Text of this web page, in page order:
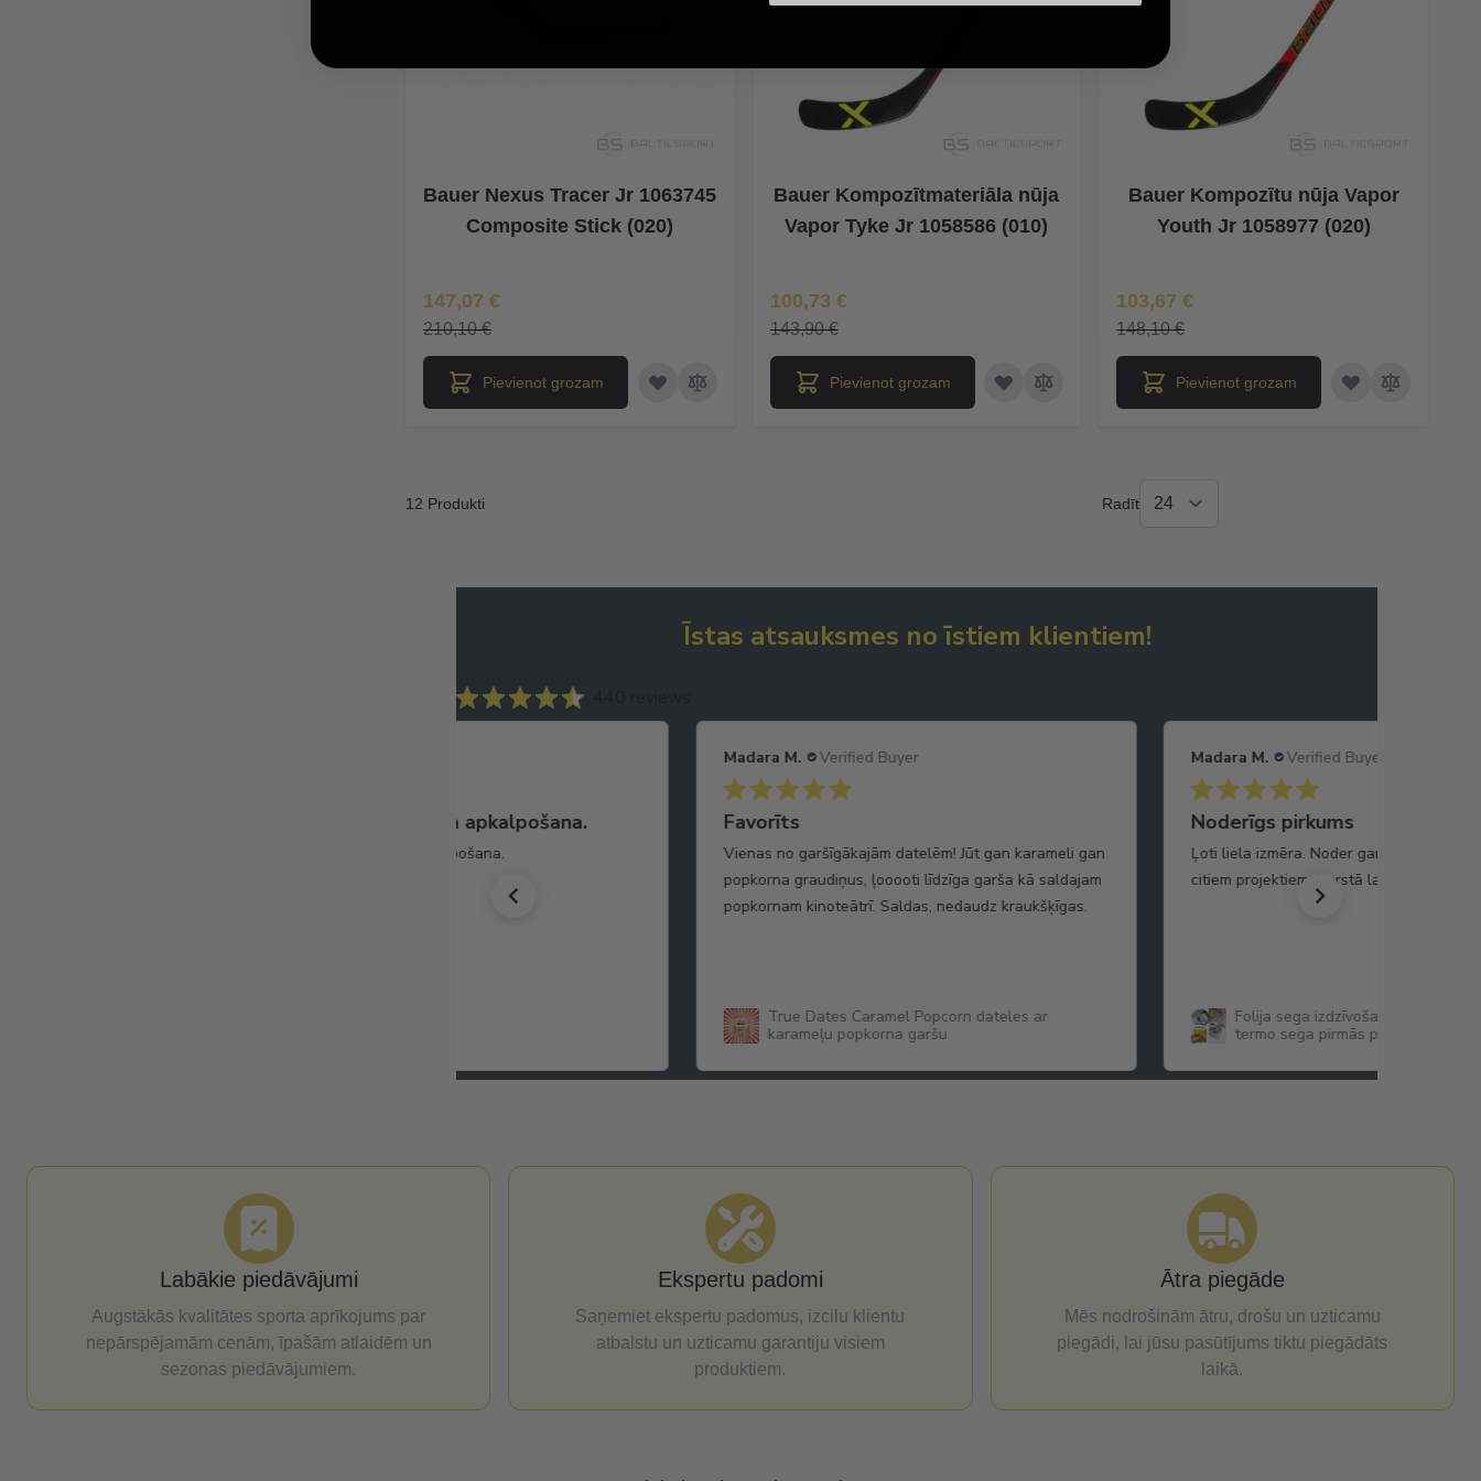
Bauer Nexus Tracer Jr 1063745
Composite Stick (020)
Īpaša Cena
147,07 €
210,10 €
Pievienot grozam
Bauer Kompozītmateriāla nūja
Vapor Tyke Jr 1058586 (010)
Īpaša Cena
100,73 €
143,90 €
Pievienot grozam
Bauer Kompozītu nūja Vapor
Youth Jr 1058977 (020)
Īpaša Cena
103,67 €
148,10 €
Pievienot grozam
12 Produkti Radīt
Īstas atsauksmes no īstiem klientiem!
Ātra piegāde. Lieliska apkalpošana.
Ātra piegāde. Lieliska apkalpošana.
Madara M. Verified Buyer
Favorīts
Vienas no garšīgākajām datelēm! Jūt gan karameli gan
popkorna graudiņus, ļooooti līdzīga garša kā saldajam
popkornam kinoteātrī. Saldas, nedaudz kraukšķīgas.
True Dates Caramel Popcorn dateles ar
karameļu popkorna garšu
Madara M. Verified Buyer
Noderīgs pirkums
Ļoti liela izmēra. Noder gan kā drošības
citiem projektiem (karstā laikā arī
Folija sega izdzīvošanas sega
termo sega pirmās palīdzības
Labākie piedāvājumi
Augstākās kvalitātes sporta aprīkojums par
nepārspējamām cenām, īpašām atlaidēm un
sezonas piedāvājumiem.
Ekspertu padomi
Saņemiet ekspertu padomus, izcilu klientu
atbalstu un uzticamu garantiju visiem
produktiem.
Ātra piegāde
Mēs nodrošinām ātru, drošu un uzticamu
piegādi, lai jūsu pasūtījums tiktu piegādāts
laikā.